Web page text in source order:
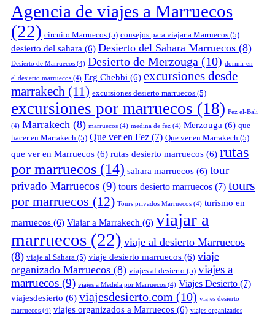
Agencia de viajes a Marruecos
(22) circuito Marruecos (5) consejos para viajar a Marruecos (5)
desierto del sahara (6) Desierto del Sahara Marruecos (8)
Desierto de Marruecos (4) Desierto de Merzouga (10) dormir en
el desierto marruecos (4) Erg Chebbi (6) excursiones desde
marrakech (11) excursiones desierto marruecos (5)
excursiones por marruecos (18) Fez el-Bali
(4) Marrakech (8) marruecos (4) medina de fez (4) Merzouga (6) que
hacer en Marrakech (5) Que ver en Fez (7) Que ver en Marrakech (5)
que ver en Marruecos (6) rutas desierto marruecos (6) rutas
por marruecos (14) sahara marruecos (6) tour
privado Marruecos (9) tours desierto marruecos (7) tours
por marruecos (12) Tours privados Marruecos (4) turismo en
marruecos (6) Viajar a Marrakech (6) viajar a
marruecos (22) viaje al desierto Marruecos
(8) viaje al Sahara (5) viaje desierto marruecos (6) viaje
organizado Marruecos (8) viajes al desierto (5) viajes a
marruecos (9) viajes a Medida por Marruecos (4) Viajes Desierto (7)
viajesdesierto (6) viajesdesierto.com (10) viajes desierto
marruecos (4) viajes organizados a Marruecos (6) viajes organizados